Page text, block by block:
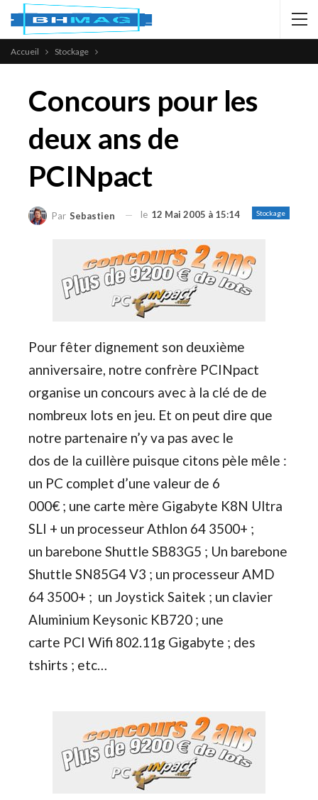
Accueil Stockage
Concours pour les
deux ans de
PCINpact
Stockage
Par Sebastien le 12 Mai 2005 à 15:14
Pour fêter dignement son deuxième
anniversaire, notre confrère PCINpact
organise un concours avec à la clé de de
nombreux lots en jeu. Et on peut dire que
notre partenaire n’y va pas avec le
dos de la cuillère puisque citons pèle mêle :
un PC complet d’une valeur de 6
000€ ; une carte mère Gigabyte K8N Ultra
SLI + un processeur Athlon 64 3500+ ;
un barebone Shuttle SB83G5 ; Un barebone
Shuttle SN85G4 V3 ; un processeur AMD
64 3500+ ; un Joystick Saitek ; un clavier
Aluminium Keysonic KB720 ; une
carte PCI Wifi 802.11g Gigabyte ; des
tshirts ; etc…